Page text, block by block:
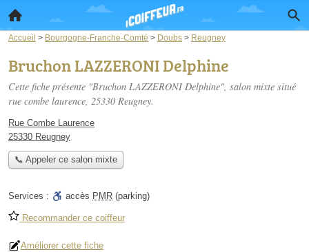
Accueil > Bourgogne-Franche-Comté > Doubs > Reugney
Bruchon LAZZERONI Delphine
Cette fiche présente "Bruchon LAZZERONI Delphine", salon mixte situé
rue combe laurence, 25330 Reugney.
Rue Combe Laurence
25330 Reugney
📞 Appeler ce salon mixte
Services : accès PMR (parking)
Recommander ce coiffeur
Améliorer cette fiche